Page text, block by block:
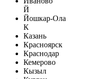
Й
Йошкар-Ола
К
Казань
Красноярск
Краснодар
Кемерово
Кызыл